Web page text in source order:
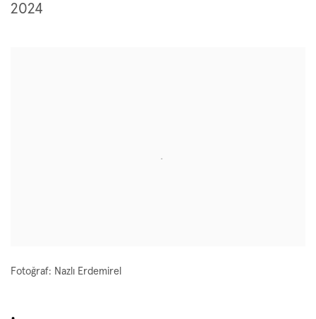
2024
Fotoğraf: Nazlı Erdemirel